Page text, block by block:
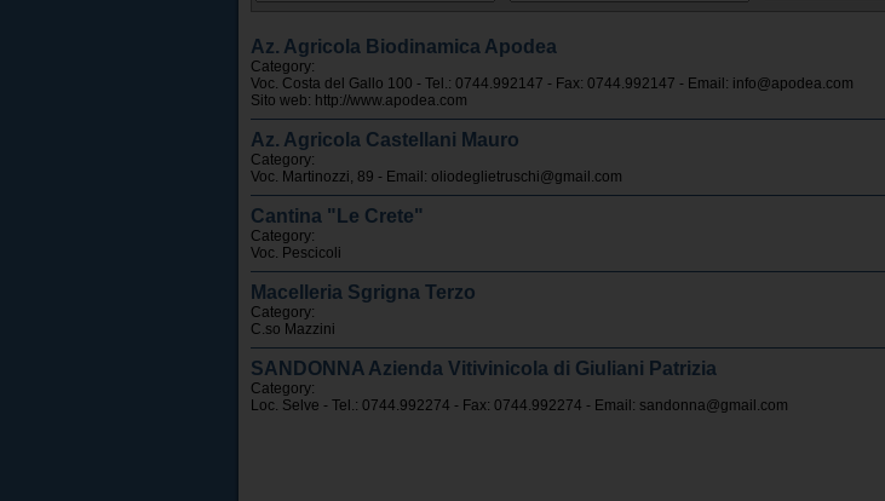
Az. Agricola Biodinamica Apodea
Category:
Voc. Costa del Gallo 100 - Tel.: 0744.992147 - Fax: 0744.992147 - Email: info@apodea.com
Sito web: http://www.apodea.com
Az. Agricola Castellani Mauro
Category:
Voc. Martinozzi, 89 - Email: oliodeglietruschi@gmail.com
Cantina "Le Crete"
Category:
Voc. Pescicoli
Macelleria Sgrigna Terzo
Category:
C.so Mazzini
SANDONNA Azienda Vitivinicola di Giuliani Patrizia
Category:
Loc. Selve - Tel.: 0744.992274 - Fax: 0744.992274 - Email: sandonna@gmail.com